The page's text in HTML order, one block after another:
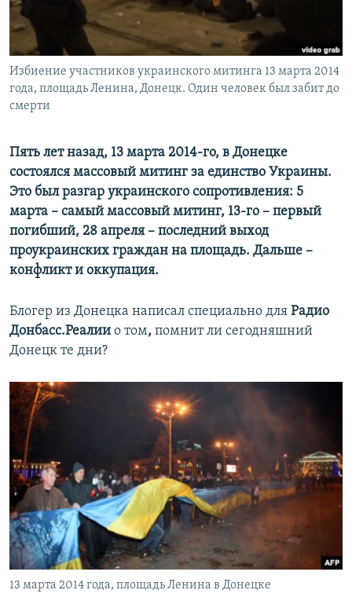
ПОБЕДИТЕЛЕЙ НЕ СУДЯТ?
КРЫМ.НЕПОКОРЕННЫЙ
ELIFBE
ПРИСОЕДИНЯЙТЕСЬ!
Избиение участников украинского митинга 13 марта 2014
года, площадь Ленина, Донецк. Один человек был забит до
смерти
Пять лет назад, 13 марта 2014-го, в Донецке
состоялся массовый митинг за единство Украины.
Это был разгар украинского сопротивления: 5
марта – самый массовый митинг, 13-го – первый
погибший, 28 апреля – последний выход
проукраинских граждан на площадь. Дальше –
конфликт и оккупация.
Блогер из Донецка написал специально для Радио
Донбасс.Реалии о том, помнит ли сегодняшний
Донецк те дни?
13 марта 2014 года, площадь Ленина в Донецке